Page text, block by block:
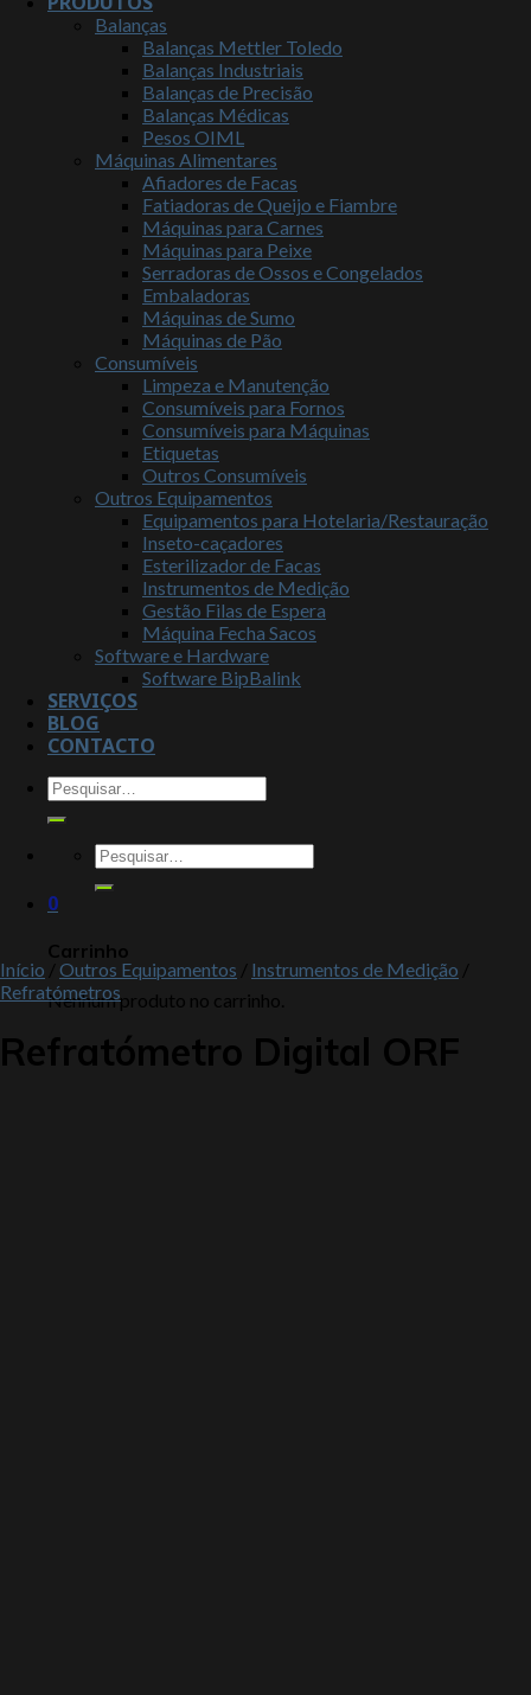
Balanças
Balanças Mettler Toledo
Balanças Industriais
Balanças de Precisão
Balanças Médicas
Pesos OIML
Máquinas Alimentares
Afiadores de Facas
Fatiadoras de Queijo e Fiambre
Máquinas para Carnes
Máquinas para Peixe
Serradoras de Ossos e Congelados
Embaladoras
Máquinas de Sumo
Máquinas de Pão
Consumíveis
Limpeza e Manutenção
Consumíveis para Fornos
Consumíveis para Máquinas
Etiquetas
Outros Consumíveis
Outros Equipamentos
Equipamentos para Hotelaria/Restauração
Inseto-caçadores
Esterilizador de Facas
Instrumentos de Medição
Gestão Filas de Espera
Máquina Fecha Sacos
Software e Hardware
Software BipBalink
SERVIÇOS
BLOG
CONTACTO
0
Carrinho
Nenhum produto no carrinho.
Início / Outros Equipamentos / Instrumentos de Medição /
Refratómetros
Refratómetro Digital ORF